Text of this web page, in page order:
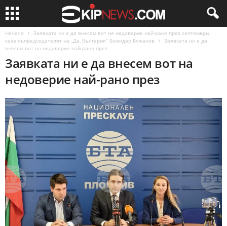
Начало
Заявката ни е да внесем вот на недоверие най-рано през септември,
каза съпредседателят на „Да, България“ Божидар Божанов
Заявката ни е да
внесем вот на недоверие най-рано през
Заявката ни е да внесем вот на
недоверие най-рано през